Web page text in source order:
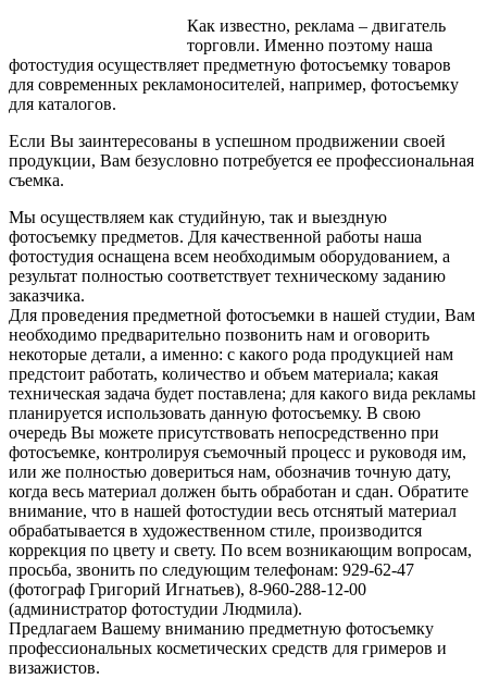
Как известно, реклама – двигатель
торговли. Именно поэтому наша
фотостудия осуществляет предметную фотосъемку товаров
для современных рекламоносителей, например, фотосъемку
для каталогов.
Если Вы заинтересованы в успешном продвижении своей
продукции, Вам безусловно потребуется ее профессиональная
съемка.
Мы осуществляем как студийную, так и выездную
фотосъемку предметов. Для качественной работы наша
фотостудия оснащена всем необходимым оборудованием, а
результат полностью соответствует техническому заданию
заказчика.
Для проведения предметной фотосъемки в нашей студии, Вам
необходимо предварительно позвонить нам и оговорить
некоторые детали, а именно: с какого рода продукцией нам
предстоит работать, количество и объем материала; какая
техническая задача будет поставлена; для какого вида рекламы
планируется использовать данную фотосъемку. В свою
очередь Вы можете присутствовать непосредственно при
фотосъемке, контролируя съемочный процесс и руководя им,
или же полностью довериться нам, обозначив точную дату,
когда весь материал должен быть обработан и сдан. Обратите
внимание, что в нашей фотостудии весь отснятый материал
обрабатывается в художественном стиле, производится
коррекция по цвету и свету. По всем возникающим вопросам,
просьба, звонить по следующим телефонам: 929-62-47
(фотограф Григорий Игнатьев), 8-960-288-12-00
(администратор фотостудии Людмила).
Предлагаем Вашему вниманию предметную фотосъемку
профессиональных косметических средств для гримеров и
визажистов.